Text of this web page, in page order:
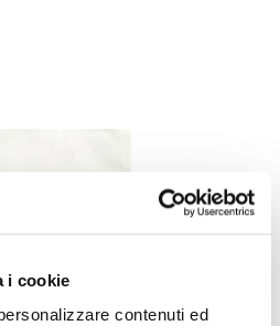
i cookie
contenuti ed